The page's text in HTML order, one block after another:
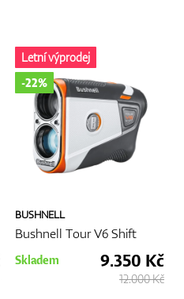
BUSHNELL
Bushnell Tour V6 Shift
Letní výprodej
-22%
Skladem 9.350 Kč
12.000 Kč